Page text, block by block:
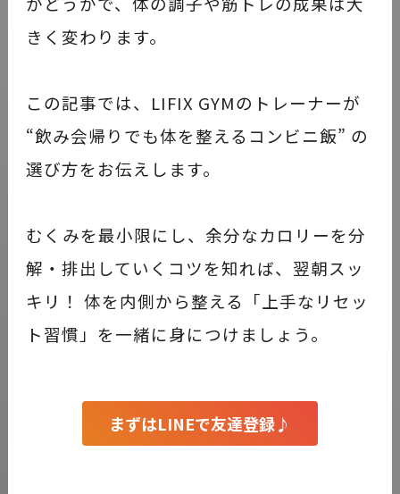
きく変わります。
この記事では、LIFIX GYMのトレーナーが
“飲み会帰りでも体を整えるコンビニ飯” の
選び方をお伝えします。
むくみを最小限にし、余分なカロリーを分
解・排出していくコツを知れば、翌朝スッ
キリ！ 体を内側から整える「上手なリセッ
ト習慣」を一緒に身につけましょう。
まずはLINEで友達登録♪